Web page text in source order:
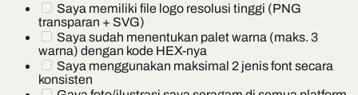
Saya memiliki file logo resolusi tinggi (PNG
transparan + SVG)
Saya sudah menentukan palet warna (maks. 3
warna) dengan kode HEX-nya
Saya menggunakan maksimal 2 jenis font secara
konsisten